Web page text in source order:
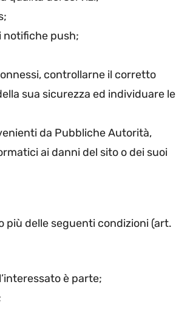
notifiche push;
controllarne il corretto
sua sicurezza ed individuare le
da Pubbliche Autorità,
ai danni del sito o dei suoi
più delle seguenti condizioni (art.
è parte;